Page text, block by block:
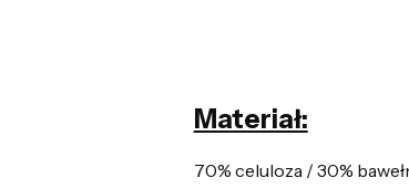
Materiał:
70% celuloza / 30%